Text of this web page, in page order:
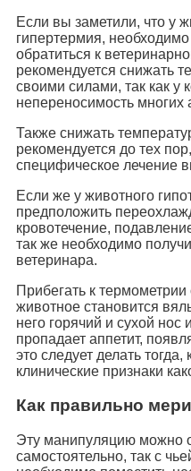
Если вы заметили, что у
гипертермия,
обратиться к
рекомендуется снижать
своими силами, так как у
непереносимость многих
Также снижать
рекомендуется до тех
специфическое лечение
Если же у животного
предположить
кровотечение,
так же необходимо
ветеринара.
Прибегать к термометрии
животное становится
него горячий и сухой нос
пропадает аппетит,
это следует делать тогда,
клинические признаки
Как правильно
Эту манипуляцию можно
самостоятельно, так с